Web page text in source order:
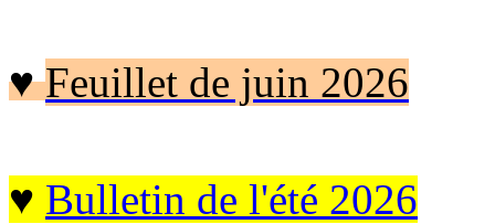
♥Feuillet de juin 2026
♥ Bulletin de l'été 2026